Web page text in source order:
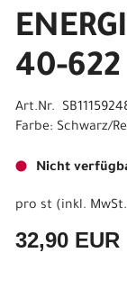
40-
Art.Nr.
Farbe: Schwarz/
Nicht
pro st (inkl.
32,90 EUR